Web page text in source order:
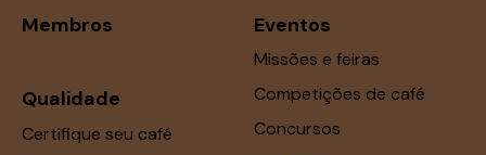
Membros
Qualidade
Certifique seu café
Eventos
Missões e feiras
Competições de café
Concursos